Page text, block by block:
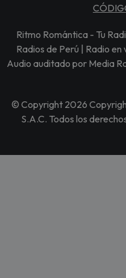
Ritmo Romántica - Tu
Radios de Perú | Radio
Audio auditado por Media
© Copyright 2026
S.A.C. Todos los